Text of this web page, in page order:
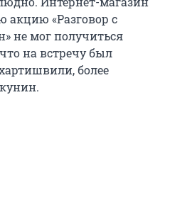
акцию «Разговор с
не мог получиться
на встречу был
более